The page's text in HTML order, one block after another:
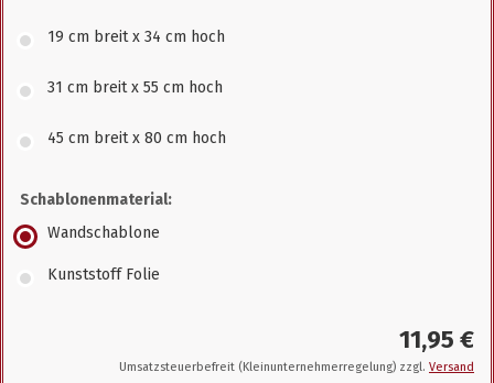
19 cm breit x 34 cm hoch
31 cm breit x 55 cm hoch
45 cm breit x 80 cm hoch
Schablonenmaterial:
Wandschablone
Kunststoff Folie
11,95 €
Umsatzsteuerbefreit (Kleinunternehmerregelung) zzgl. Versand